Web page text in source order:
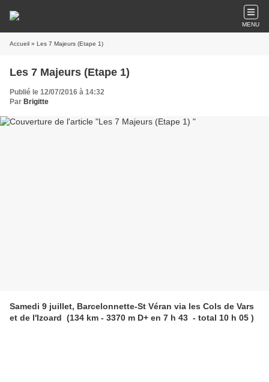
MENU
Accueil » Les 7 Majeurs (Etape 1)
Les 7 Majeurs (Etape 1)
Publié le 12/07/2016 à 14:32
Par Brigitte
Samedi 9 juillet, Barcelonnette-St Véran via les Cols de Vars
et de l'Izoard (134 km - 3370 m D+ en 7 h 43 - total 10 h 05 )